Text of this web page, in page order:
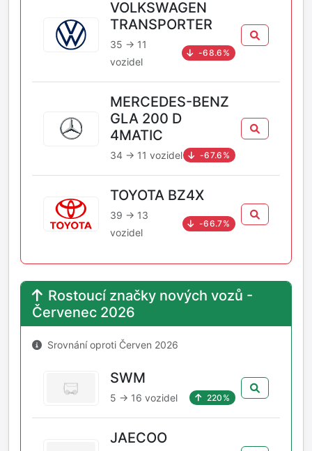
VOLKSWAGEN
TRANSPORTER
35 → 11
vozidel
-68.6%
MERCEDES-BENZ
GLA 200 D
4MATIC
34 → 11 vozidel -67.6%
TOYOTA BZ4X
39 → 13
vozidel
-66.7%
Rostoucí značky nových vozů -
Červenec 2026
Srovnání oproti Červen 2026
SWM
5 → 16 vozidel 220%
JAECOO